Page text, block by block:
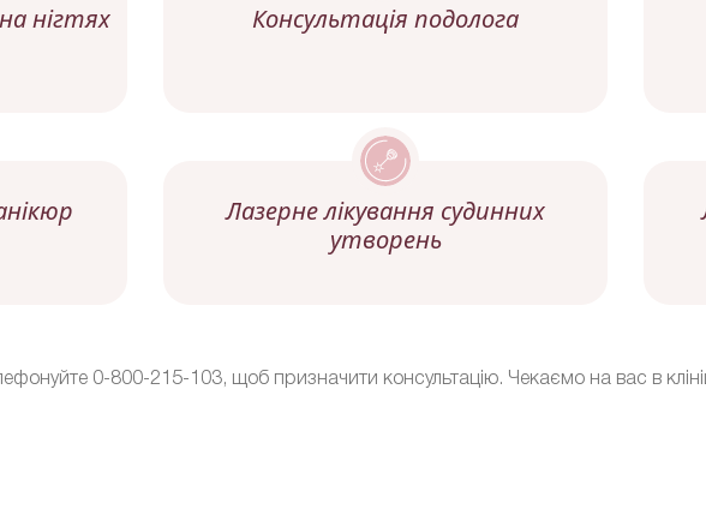
нігтях
Консультація подолога
Лазерне лікування судинних
утворень
0-800-215-103, щоб призначити консультацію. Чекаємо на вас в